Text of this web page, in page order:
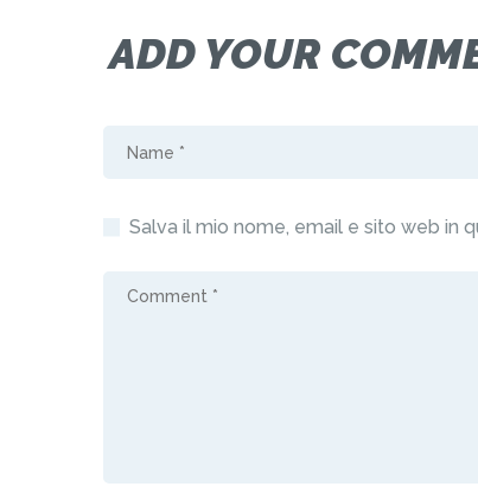
ADD YOUR
Salva il mio nome, email e sito web in